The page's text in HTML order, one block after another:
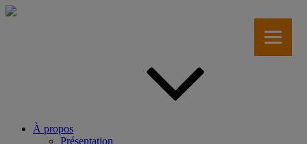
Aller
À propos
Présentation